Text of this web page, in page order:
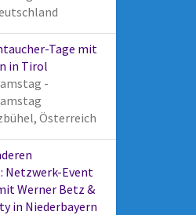
Tage mit
in Tirol
-
Österreich
Netzwerk-Event
Werner Betz &
in Niederbayern